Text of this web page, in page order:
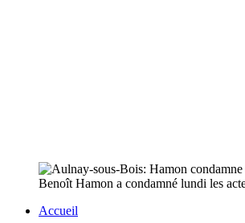
Benoît Hamon a condamné lundi les
Accueil